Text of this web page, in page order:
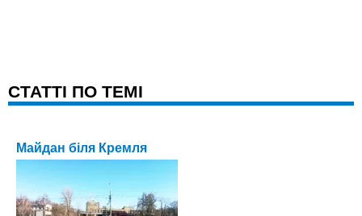
CТАТТІ ПО ТЕМІ
Майдан біля Кремля